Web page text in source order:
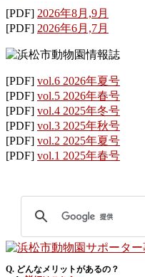
[PDF] 2026年8月,9月
[PDF] 2026年6月,7月
[PDF] vol.6 2026年夏号
[PDF] vol.5 2026年春号
[PDF] vol.4 2025年冬号
[PDF] vol.3 2025年秋号
[PDF] vol.2 2025年夏号
[PDF] vol.1 2025年春号
Q. どんなメリットがあるの？